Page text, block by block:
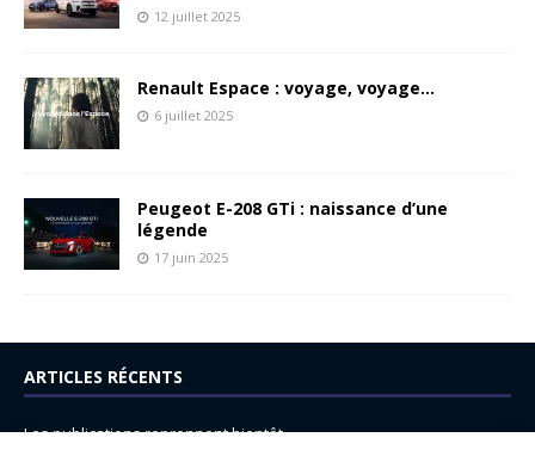
12 juillet 2025
Renault Espace : voyage, voyage…
6 juillet 2025
Peugeot E-208 GTi : naissance d’une
légende
17 juin 2025
ARTICLES RÉCENTS
Les publications reprennent bientôt…